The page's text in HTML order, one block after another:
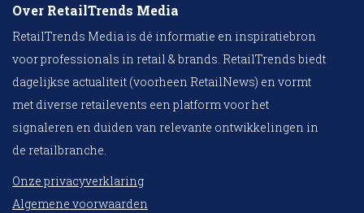
Over RetailTrends Media
RetailTrends Media is dé informatie en inspiratiebron
voor professionals in retail & brands. RetailTrends biedt
dagelijkse actualiteit (voorheen RetailNews) en vormt
met diverse retailevents een platform voor het
signaleren en duiden van relevante ontwikkelingen in
de retailbranche.
Onze privacyverklaring
Algemene voorwaarden